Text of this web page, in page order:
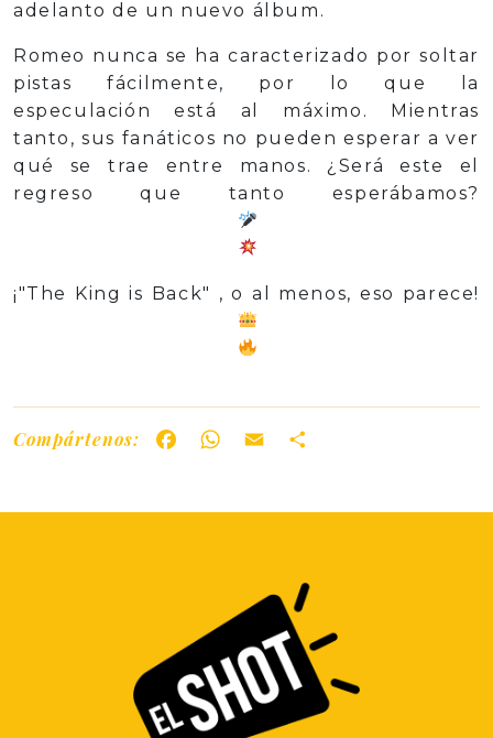
adelanto de un nuevo álbum.
Romeo nunca se ha caracterizado por soltar
pistas fácilmente, por lo que la
especulación está al máximo. Mientras
tanto, sus fanáticos no pueden esperar a ver
qué se trae entre manos. ¿Será este el
regreso que tanto esperábamos?
¡"The King is Back" , o al menos, eso parece!
Compártenos: FacebookWhatsApp
Email